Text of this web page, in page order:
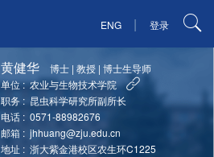
ENG | 登录
黄健华 博士 |教授 |博士生导师
单位 : 农业与生物技术学院
职务 : 昆虫科学研究所副所长
电话 : 0571-88982676
邮箱 : jhhuang@zju.edu.cn
地址 : 浙大紫金港校区农生环C1225